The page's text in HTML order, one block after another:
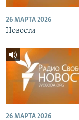
26 МАРТА 2026
Новости
26 МАРТА 2026